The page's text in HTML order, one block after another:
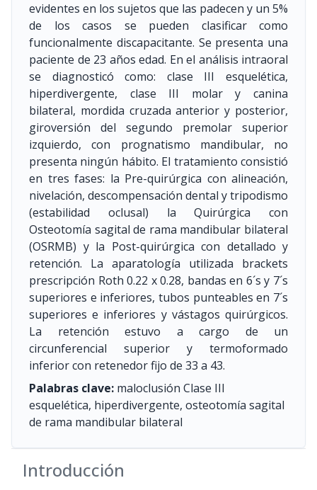
evidentes en los sujetos que las padecen y un 5%
de los casos se pueden clasificar como
funcionalmente discapacitante. Se presenta una
paciente de 23 años edad. En el análisis intraoral
se diagnosticó como: clase III esquelética,
hiperdivergente, clase III molar y canina
bilateral, mordida cruzada anterior y posterior,
giroversión del segundo premolar superior
izquierdo, con prognatismo mandibular, no
presenta ningún hábito. El tratamiento consistió
en tres fases: la Pre-quirúrgica con alineación,
nivelación, descompensación dental y tripodismo
(estabilidad oclusal) la Quirúrgica con
Osteotomía sagital de rama mandibular bilateral
(OSRMB) y la Post-quirúrgica con detallado y
retención. La aparatología utilizada brackets
prescripción Roth 0.22 x 0.28, bandas en 6´s y 7´s
superiores e inferiores, tubos punteables en 7´s
superiores e inferiores y vástagos quirúrgicos.
La retención estuvo a cargo de un
circunferencial superior y termoformado
inferior con retenedor fijo de 33 a 43.
Palabras clave: maloclusión Clase III
esquelética, hiperdivergente, osteotomía sagital
de rama mandibular bilateral
Introducción